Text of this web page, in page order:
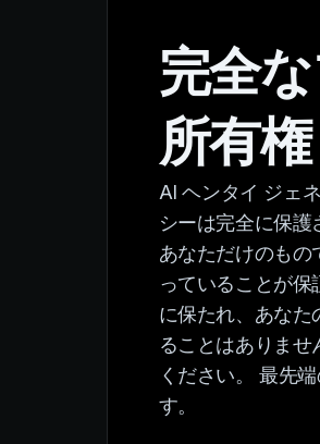
完全
所有権
AI ヘンタイ ジェ
シーは完全に保
あなただけのも
っていることが
に保たれ、あなた
ることはありま
ください。 最先
す。